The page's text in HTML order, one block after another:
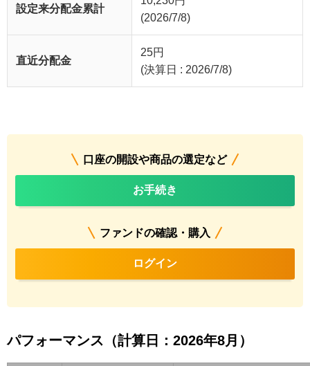
設定来分配金累計
(2026/7/8)
直近分配金
25円
(決算日 : 2026/7/8)
口座の開設や商品の選定など
お手続き
ファンドの確認・購入
ログイン
パフォーマンス（計算日：2026年8月）